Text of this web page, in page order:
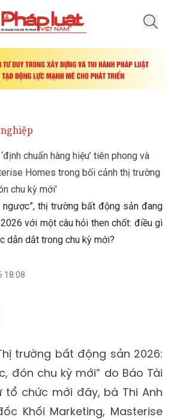
chuẩn hàng hiệu’ tiên phong và
Homes trong bối cảnh thị trường
chu kỳ mới'
ngược”, thị trường bất động sản đang
với một câu hỏi then chốt: điều gì
dẫn dắt trong chu kỳ mới?
18:08
trường bất động sản 2026:
đón chu kỳ mới” do Báo Tài
chức mới đây, bà Thi Anh
Khối Marketing, Masterise